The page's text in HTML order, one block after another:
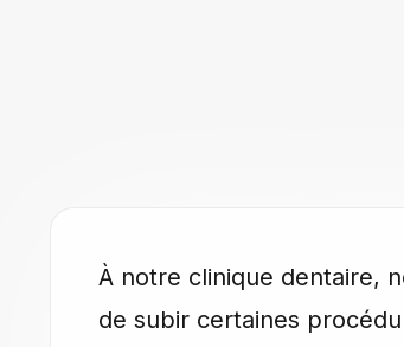
À notre clinique dentaire,
de subir certaines